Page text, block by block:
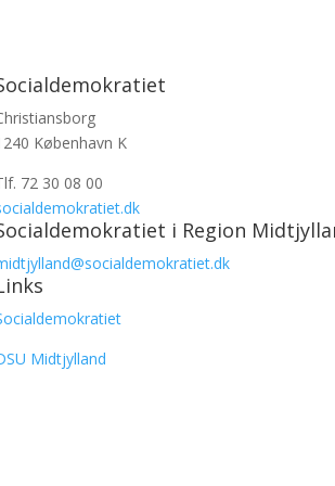
København K
72 30 08 00
i Region
Midtjylland